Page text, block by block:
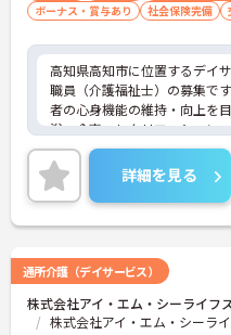
ボーナス・賞与あり
社会保険完備
高知県高知市に位置するデイ
職員（介護福祉士）の募集で
者の心身機能の維持・向上を
浴・食事・レクリエーション
されています。
年間休日は110日もあります。
にしながらご勤務いただけま
勤が可能です。通勤が苦にな
ご興味のある方には、面接対
い！
詳細を見る
通所介護（デイサービス）
株式会社アイ・エム・シーライ
株式会社アイ・エム・シーラ